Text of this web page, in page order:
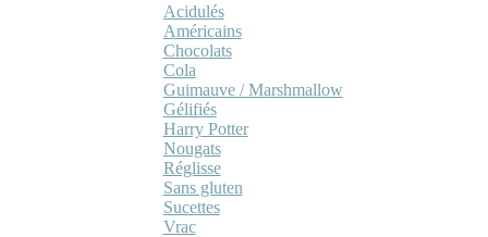
Acidulés
Américains
Chocolats
Cola
Guimauve / Marshmallow
Gélifiés
Harry Potter
Nougats
Réglisse
Sans gluten
Sucettes
Vrac